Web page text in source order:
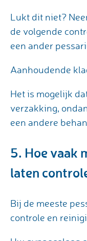
Lukt dit niet?
de volgende
een ander
Aanhoudende
Het is mogelijk
verzakking,
een andere
5. Hoe vaak
laten
Bij de meeste
controle en